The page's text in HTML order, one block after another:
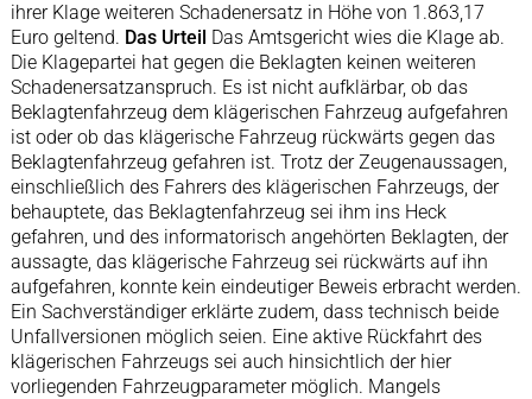
ihrer Klage weiteren Schadenersatz in Höhe von 1.863,17
Euro geltend. Das Urteil Das Amtsgericht wies die Klage ab.
Die Klagepartei hat gegen die Beklagten keinen weiteren
Schadenersatzanspruch. Es ist nicht aufklärbar, ob das
Beklagtenfahrzeug dem klägerischen Fahrzeug aufgefahren
ist oder ob das klägerische Fahrzeug rückwärts gegen das
Beklagtenfahrzeug gefahren ist. Trotz der Zeugenaussagen,
einschließlich des Fahrers des klägerischen Fahrzeugs, der
behauptete, das Beklagtenfahrzeug sei ihm ins Heck
gefahren, und des informatorisch angehörten Beklagten, der
aussagte, das klägerische Fahrzeug sei rückwärts auf ihn
aufgefahren, konnte kein eindeutiger Beweis erbracht werden.
Ein Sachverständiger erklärte zudem, dass technisch beide
Unfallversionen möglich seien. Eine aktive Rückfahrt des
klägerischen Fahrzeugs sei auch hinsichtlich der hier
vorliegenden Fahrzeugparameter möglich. Mangels